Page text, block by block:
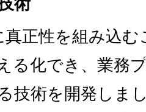
真正性を組み込
る化でき、業務
技術を開発しま